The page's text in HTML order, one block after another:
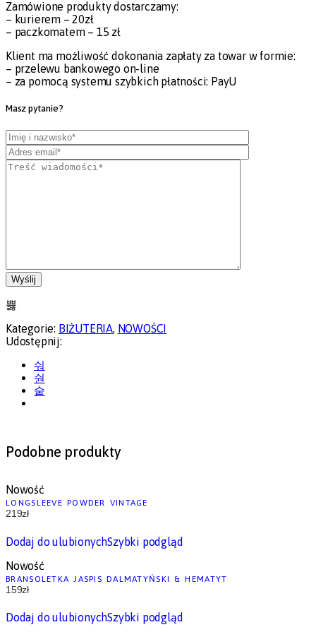
Zamówione produkty dostarczamy:
– kurierem – 20zł
– paczkomatem – 15 zł
Klient ma możliwość dokonania zapłaty za towar w formie:
– przelewu bankowego on-line
– za pomocą systemu szybkich płatności: PayU
Masz pytanie?
Kategorie: BIŻUTERIA NOWOŚCI
Udostępnij:
Podobne produkty
Nowość
LONGSLEEVE POWDER VINTAGE
219zł
Dodaj do ulubionychSzybki podgląd
Nowość
BRANSOLETKA JASPIS DALMATYŃSKI & HEMATYT
159zł
Dodaj do ulubionychSzybki podgląd